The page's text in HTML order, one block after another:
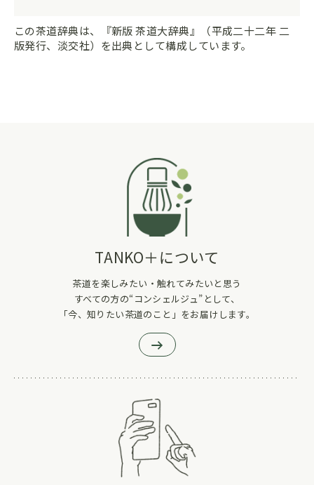
この茶道辞典は、『新版 茶道大辞典』（平成二十二年 二
版発行、淡交社）を出典として構成しています。
TANKO＋について
茶道を楽しみたい・触れてみたいと思う
すべての方の“コンシェルジュ”として、
「今、知りたい茶道のこと」をお届けします。